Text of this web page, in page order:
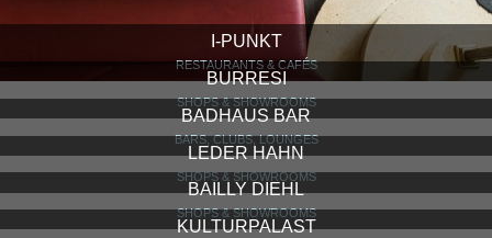
I-PUNKT
RESTAURANTS & CAFÉS
BURRESI
SHOPS & SHOWROOMS
BADHAUS BAR
BARS, CLUBS, LOUNGES
LEDER HAHN
SHOPS & SHOWROOMS
BAILLY DIEHL
SHOPS & SHOWROOMS
KULTURPALAST